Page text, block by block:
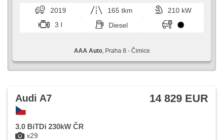
Reifendrucksensor, USB, Fahrgestell Steifheitsregelung,
6x Airbag, El. einstellbare Sitze, Uhr Spur, Servolenkung,
El. Seitenscheiben, Dachscheibe, Autoradio,
Automatikgetriebe, Antrieb 4x4
Nabízí bohatou výbavu a...
2019 165 tkm
210 kW
3 l
Diesel
AAA Auto, Praha 8 - Čimice
x29
Audi A7 14 829 EUR
3.0 BiTDi 230kW ČR